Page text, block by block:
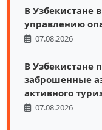
В Узбекистане
управлению
07.08.2026
В Узбекистане
заброшенные
активного
07.08.2026